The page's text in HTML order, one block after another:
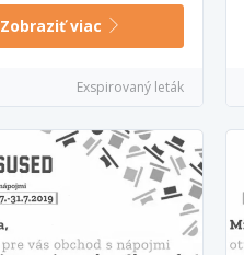
Zobraziť viac
Exspirovaný leták